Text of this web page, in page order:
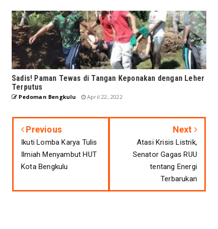
Sadis! Paman Tewas di Tangan Keponakan dengan Leher
Terputus
Pedoman Bengkulu April 22, 2022
Previous
Ikuti Lomba Karya Tulis
Ilmiah Menyambut HUT
Kota Bengkulu
Next
Atasi Krisis Listrik,
Senator Gagas RUU
tentang Energi
Terbarukan